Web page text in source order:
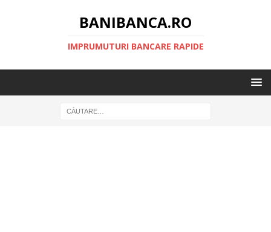
BANIBANCA.RO
IMPRUMUTURI BANCARE RAPIDE